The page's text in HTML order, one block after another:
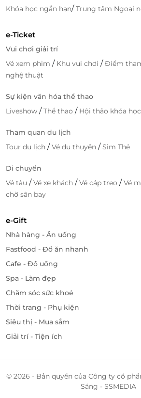
Khóa học ngắn hạn/Trung tâm Ngoại
e-Ticket
Vui chơi giải trí
Vé xem phim / Khu vui chơi /Điểm
nghệ thuật
Sự kiện văn hóa thể thao
Liveshow /Thể thao / Hội thảo khóa học
Tham quan du lịch
Tour du lịch /Vé du thuyền /Sim Thẻ
Di chuyển
Vé tàu /Vé xe khách /Vé cáp treo /Vé
chờ sân bay
e-Gift
Nhà hàng - Ăn uống
Fastfood - Đồ ăn nhanh
Cafe - Đồ uống
Spa - Làm đẹp
Chăm sóc sức khoẻ
Thời trang - Phụ kiện
Siêu thị - Mua sắm
Giải trí - Tiện ích
© 2026 - Bản quyền của Công ty cổ
Sáng - SSMEDIA